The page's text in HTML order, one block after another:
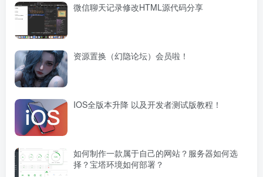
微信聊天记录修改HTML源代码分享
资源置换（幻隐论坛）会员啦！
IOS全版本升降 以及开发者测试版教程！
如何制作一款属于自己的网站？服务器如何选
择？宝塔环境如何部署？